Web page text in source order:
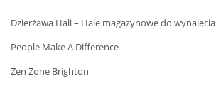
Dzierżawa Hali – Hale magazynowe do wynajęcia
People Make A Difference
Zen Zone Brighton